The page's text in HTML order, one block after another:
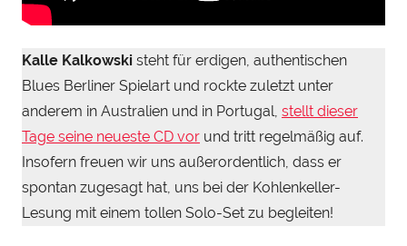
Kalle Kalkowski steht für erdigen, authentischen
Blues Berliner Spielart und rockte zuletzt unter
anderem in Australien und in Portugal, stellt dieser
Tage seine neueste CD vor und tritt regelmäßig auf.
Insofern freuen wir uns außerordentlich, dass er
spontan zugesagt hat, uns bei der Kohlenkeller-
Lesung mit einem tollen Solo-Set zu begleiten!